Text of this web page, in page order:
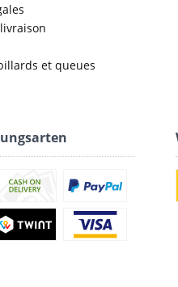
et queues